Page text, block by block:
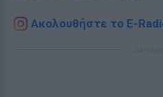
Ακολουθήστε το E-